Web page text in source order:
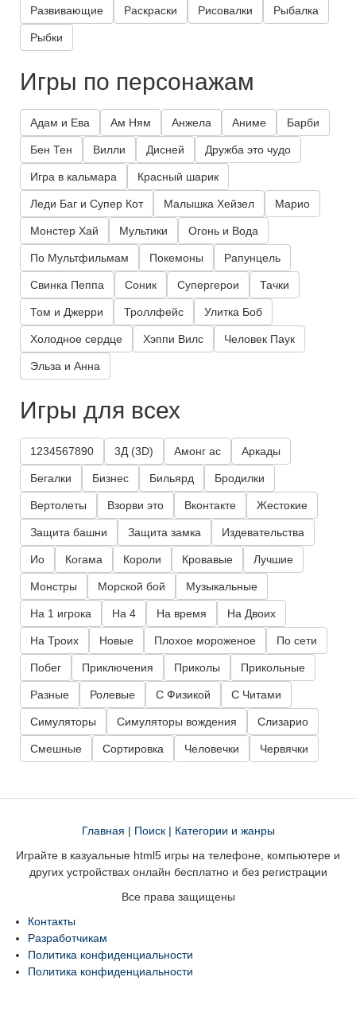
Развивающие Раскраски Рисовалки Рыбалка
Рыбки
Игры по персонажам
Адам и Ева Ам Ням Анжела Аниме Барби
Бен Тен Вилли Дисней Дружба это чудо
Игра в кальмара Красный шарик
Леди Баг и Супер Кот Малышка Хейзел Марио
Монстер Хай Мультики Огонь и Вода
По Мультфильмам Покемоны Рапунцель
Свинка Пеппа Соник Супергерои Тачки
Том и Джерри Троллфейс Улитка Боб
Холодное сердце Хэппи Вилс Человек Паук
Эльза и Анна
Игры для всех
1234567890 3Д (3D) Амонг ас Аркады
Бегалки Бизнес Бильярд Бродилки
Вертолеты Взорви это Вконтакте Жестокие
Защита башни Защита замка Издевательства
Ио Когама Короли Кровавые Лучшие
Монстры Морской бой Музыкальные
На 1 игрока На 4 На время На Двоих
На Троих Новые Плохое мороженое По сети
Побег Приключения Приколы Прикольные
Разные Ролевые С Физикой С Читами
Симуляторы Симуляторы вождения Слизарио
Смешные Сортировка Человечки Червячки
Главная | Поиск| Категории и жанры
Играйте в казуальные html5 игры на телефоне, компьютере и
других устройствах онлайн бесплатно и без регистрации
Все права защищены
Контакты
Разработчикам
Политика конфиденциальности
Политика конфиденциальности